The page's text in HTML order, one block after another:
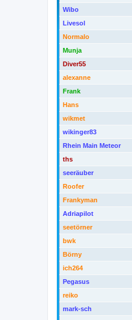
Wibo
Livesol
Normalo
Munja
Diver55
alexanne
Frank
Hans
wikmet
wikinger83
Rhein Main Meteor
ths
seeräuber
Roofer
Frankyman
Adriapilot
seetörner
bwk
Börny
ich264
Pegasus
reiko
mark-sch